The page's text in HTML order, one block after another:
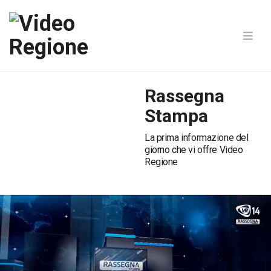
Rassegna
Stampa
La prima informazione del
giorno che vi offre Video
Regione